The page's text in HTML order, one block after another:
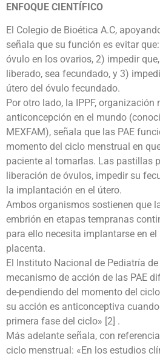
ENFOQUE CIENTÍFICO
El Colegio de Bioética A.C,
señala que su función es evitar
óvulo en los ovarios, 2) impedir
liberado, sea fecundado, y 3)
útero del óvulo fecundado.
Por otro lado, la IPPF, organización
anticoncepción en el mundo
MEXFAM), señala que las PAE
momento del ciclo menstrual en
paciente al tomarlas. Las pastillas
liberación de óvulos, impedir su
la implantación en el útero.
Ambos organismos sostienen que
embrión en etapas tempranas
para ello necesita implantarse en
placenta.
El Instituto Nacional de Pediatría
mecanismo de acción de las PAE
de-pendiendo del momento del
su acción es anticonceptiva
primera fase del ciclo» [2] .
Más adelante señala, con
ciclo menstrual: «En los estudios